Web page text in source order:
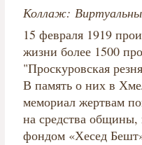
Коллаж:
15 февраля 1919
жизни более 1500
"Проскуровская
В память о них в
мемориал жертвам
на средства общины,
фондом «Хесед